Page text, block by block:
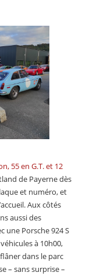
55 en G.T. et 12
de Payerne dès
et numéro, et
Aux côtés
aussi des
une Porsche 924 S
à 10h00,
dans le parc
– sans surprise –